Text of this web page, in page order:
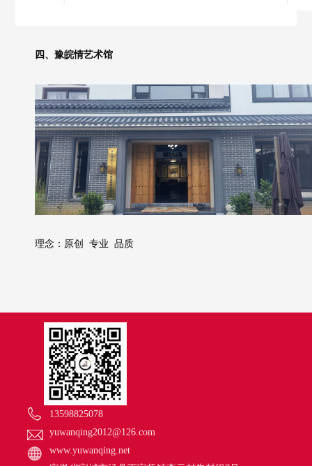
四、豫皖情艺术馆
理念：原创 专业 品质
13598825078
yuwanqing2012@126.com
www.yuwanqing.net